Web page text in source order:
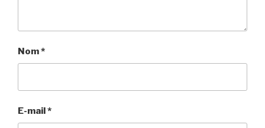
Nom*
E-mail *